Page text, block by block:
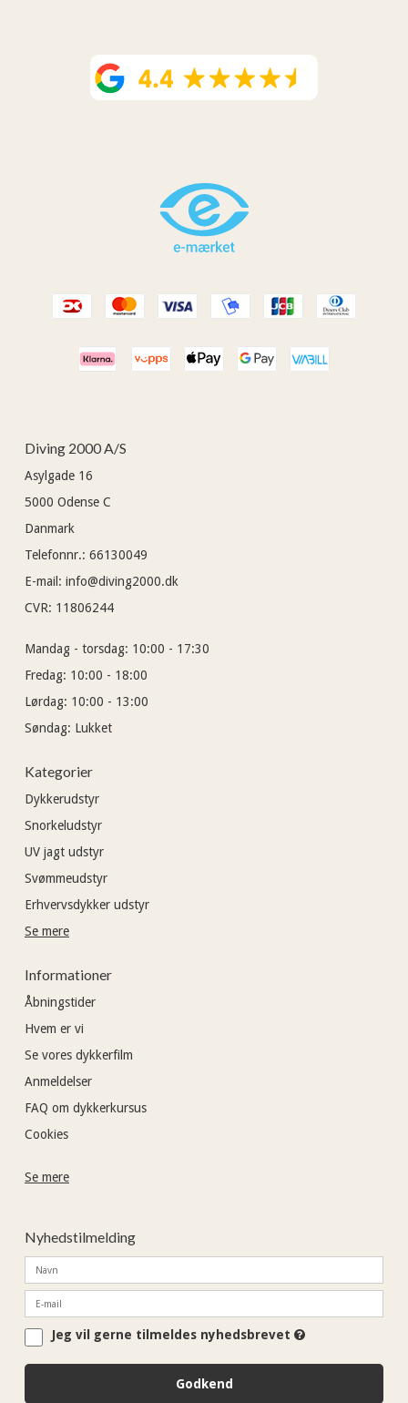
Diving 2000 A/S
Asylgade 16
5000 Odense C
Danmark
Telefonnr.: 66130049
E-mail : info@diving2000.dk
CVR: 11806244
Mandag - torsdag: 10:00 - 17:30
Fredag: 10:00 - 18:00
Lørdag: 10:00 - 13:00
Søndag: Lukket
Kategorier
Dykkerudstyr
Snorkeludstyr
UV jagt udstyr
Svømmeudstyr
Erhvervsdykker udstyr
Se mere
Informationer
Åbningstider
Hvem er vi
Se vores dykkerfilm
Anmeldelser
FAQ om dykkerkursus
Cookies
Se mere
Nyhedstilmelding
Jeg vil gerne tilmeldes nyhedsbrevet
Godkend